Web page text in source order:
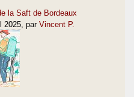
la Saft de Bordeaux
2025 , par Vincent P.